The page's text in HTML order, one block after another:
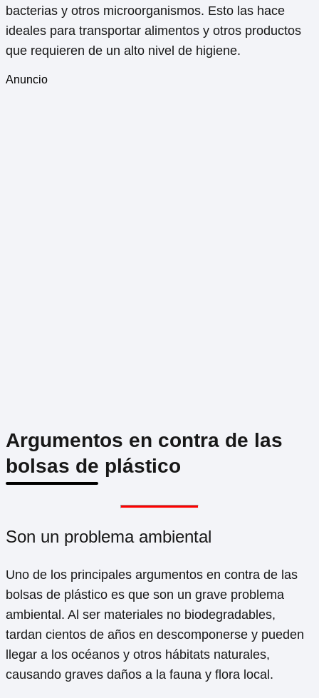
bacterias y otros microorganismos. Esto las hace
ideales para transportar alimentos y otros productos
que requieren de un alto nivel de higiene.
Anuncio
Argumentos en contra de las
bolsas de plástico
Son un problema ambiental
Uno de los principales argumentos en contra de las
bolsas de plástico es que son un grave problema
ambiental. Al ser materiales no biodegradables,
tardan cientos de años en descomponerse y pueden
llegar a los océanos y otros hábitats naturales,
causando graves daños a la fauna y flora local.